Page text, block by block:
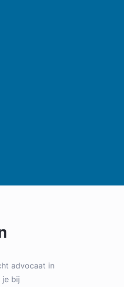
advocaat in
je bij